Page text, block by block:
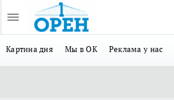
Картина дня Мы в ОК Реклама у нас